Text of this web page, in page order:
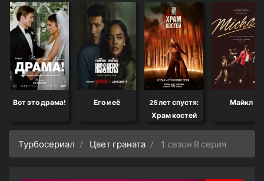
Вот это драма! Его и её
28 лет спустя:
Храм костей
Майкл
Турбосериал Цвет граната 1 сезон 8 серия